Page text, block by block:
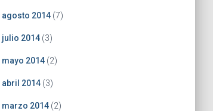
agosto 2014(7)
julio 2014(3)
mayo 2014(2)
abril 2014(3)
marzo 2014(2)